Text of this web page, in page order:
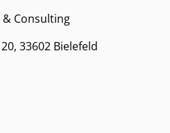
Consulting
33602 Bielefeld